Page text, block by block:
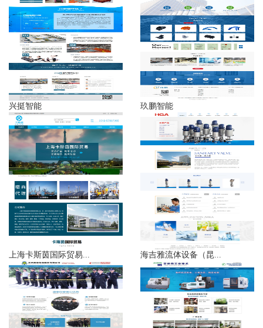
兴挺智能 玖鹏智能
上海卡斯茵国际贸易... 海吉雅流体设备（昆...